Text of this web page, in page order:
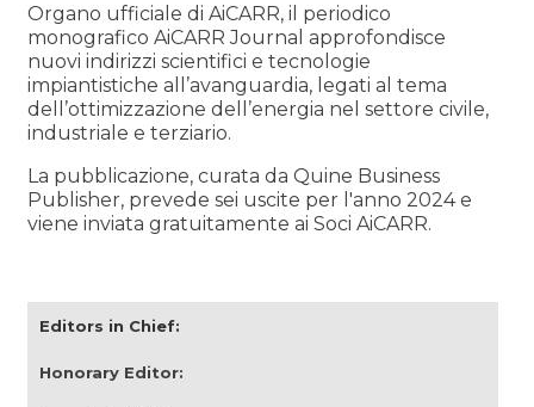
Organo ufficiale di AiCARR, il periodico
monografico AiCARR Journal approfondisce
nuovi indirizzi scientifici e tecnologie
impiantistiche all’avanguardia, legati al tema
dell’ottimizzazione dell’energia nel settore civile,
industriale e terziario.
La pubblicazione, curata da Quine Business
Publisher, prevede sei uscite per l'anno 2024 e
viene inviata gratuitamente ai Soci AiCARR.
Editors in Chief:
Honorary Editor: